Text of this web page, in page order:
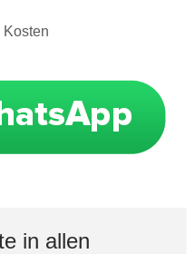
in allen